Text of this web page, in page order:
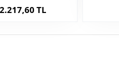
2.217,60 TL